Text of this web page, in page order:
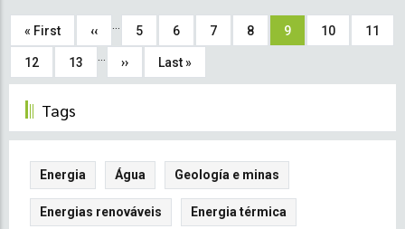
Técnicas
para
Desenvolvimento
Centrais
Hidroeléctricas
Parte
10
Técnicas
para
Centrais
Parte
Pagination
First
page
« First Previous
page
‹‹ Page
5 Page
6 Page
7 Page
8 Current
9 Page
10 Page
11
Page
12 Page
13 Next
›› Last
Last »
Tags
Energia Água Geología e minas
Energias renováveis Energia térmica